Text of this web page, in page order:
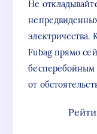
Не
электричества.
Fubag прямо
бесперебойным
от